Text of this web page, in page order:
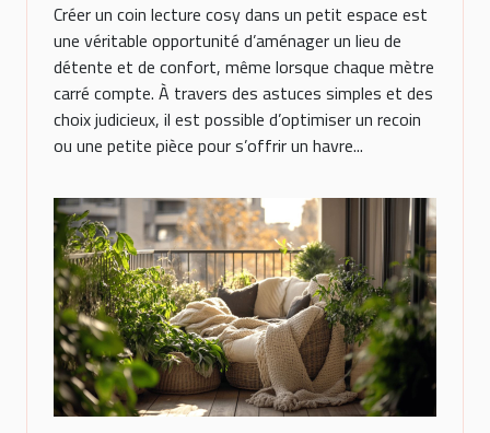
Créer un coin lecture cosy dans un petit espace est
une véritable opportunité d’aménager un lieu de
détente et de confort, même lorsque chaque mètre
carré compte. À travers des astuces simples et des
choix judicieux, il est possible d’optimiser un recoin
ou une petite pièce pour s’offrir un havre...